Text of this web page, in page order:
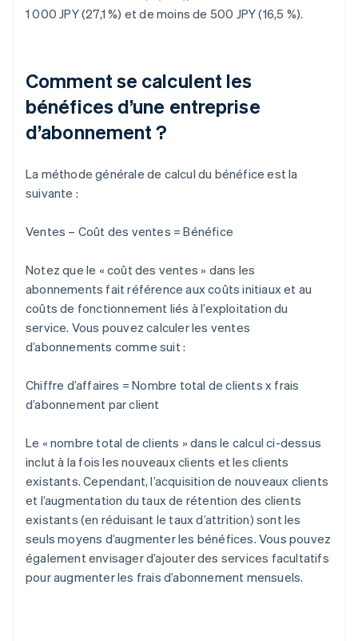
1 000 JPY (27,1 %) et de moins de 500 JPY (16,5 %).
Comment se calculent les
bénéfices d’une entreprise
d’abonnement ?
La méthode générale de calcul du bénéfice est la
suivante :
Ventes – Coût des ventes = Bénéfice
Notez que le « coût des ventes » dans les
abonnements fait référence aux coûts initiaux et au
coûts de fonctionnement liés à l’exploitation du
service. Vous pouvez calculer les ventes
d’abonnements comme suit :
Chiffre d’affaires = Nombre total de clients x frais
d’abonnement par client
Le « nombre total de clients » dans le calcul ci-dessus
inclut à la fois les nouveaux clients et les clients
existants. Cependant, l’acquisition de nouveaux clients
et l’augmentation du taux de rétention des clients
existants (en réduisant le taux d’attrition) sont les
seuls moyens d’augmenter les bénéfices. Vous pouvez
également envisager d’ajouter des services facultatifs
pour augmenter les frais d’abonnement mensuels.